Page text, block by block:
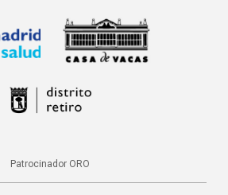
Patrocinador ORO